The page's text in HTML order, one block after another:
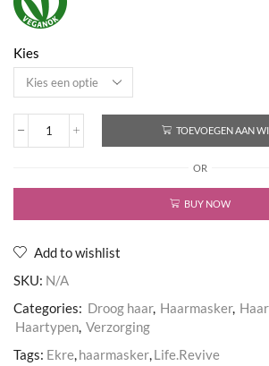
Kies
Life.Revive
aantal
TOEVOEGEN AAN
OR
BUY NOW
Add to wishlist
SKU: N/A
Categories: Droog haar, Haarmasker,
Haartypen Verzorging
Tags: Ekre haarmasker Life.Revive